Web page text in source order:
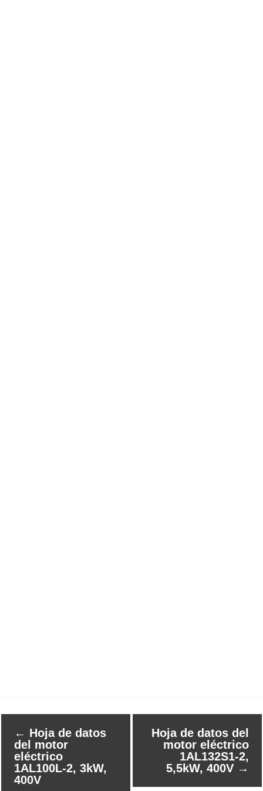
← Hoja de datos
del motor
eléctrico
1AL100L-2, 3kW,
400V
Hoja de datos del
motor eléctrico
1AL132S1-2,
5,5kW, 400V →